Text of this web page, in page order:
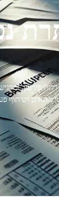
פירעון,
מתאים